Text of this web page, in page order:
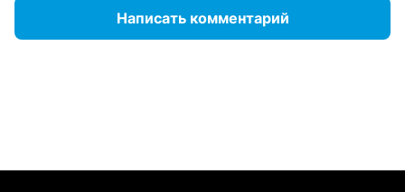
Написать комментарий